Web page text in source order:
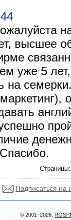
высшее
уже 5
на
Подписаться на
© 2001–2026.